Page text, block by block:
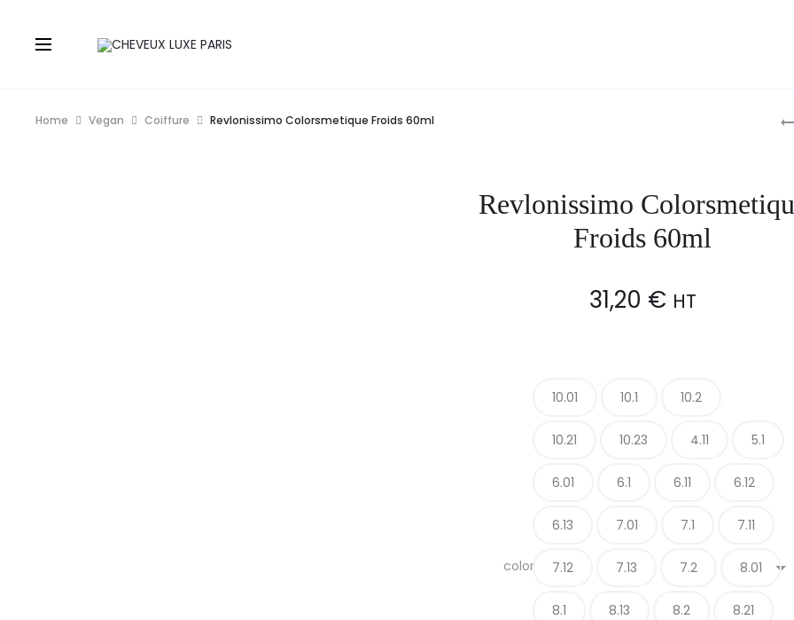
Home Vegan Coiffure Revlonissimo Colorsmetique Froids 60ml
Revlonissimo
Froids 60ml
31,20 € HT
color
10.01 10.1 10.2
10.21 10.23 4.11 5.1
6.01 6.1 6.11 6.12
6.13 7.01 7.1 7.11
7.12 7.13 7.2 8.01
8.1 8.13 8.2 8.21